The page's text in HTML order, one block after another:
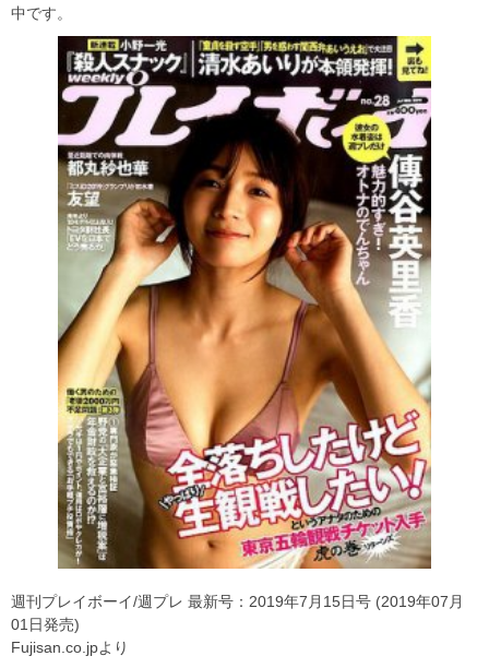
中です。
週刊プレイボーイ/週プレ 最新号：2019年7月15日号 (2019年07月
01日発売)
Fujisan.co.jpより